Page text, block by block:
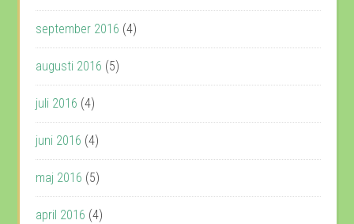
september 2016 (4)
augusti 2016 (5)
juli 2016 (4)
juni 2016 (4)
maj 2016 (5)
april 2016 (4)